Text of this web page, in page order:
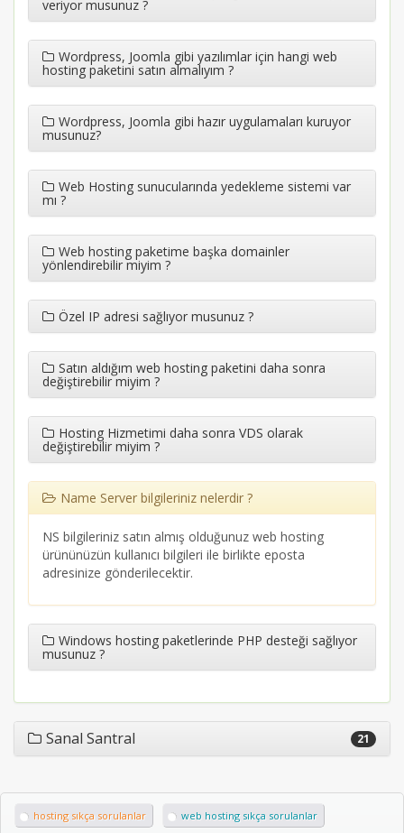
veriyor musunuz ?
Wordpress, Joomla gibi yazılımlar için hangi web
hosting paketini satın almalıyım ?
Wordpress, Joomla gibi hazır uygulamaları kuruyor
musunuz?
Web Hosting sunucularında yedekleme sistemi var
mı ?
Web hosting paketime başka domainler
yönlendirebilir miyim ?
Özel IP adresi sağlıyor musunuz ?
Satın aldığım web hosting paketini daha sonra
değiştirebilir miyim ?
Hosting Hizmetimi daha sonra VDS olarak
değiştirebilir miyim ?
Name Server bilgileriniz nelerdir ?
NS bilgileriniz satın almış olduğunuz web hosting
ürününüzün kullanıcı bilgileri ile birlikte eposta
adresinize gönderilecektir.
Windows hosting paketlerinde PHP desteği sağlıyor
musunuz ?
Sanal Santral 21
hosting sıkça sorulanlar web hosting sıkça sorulanlar